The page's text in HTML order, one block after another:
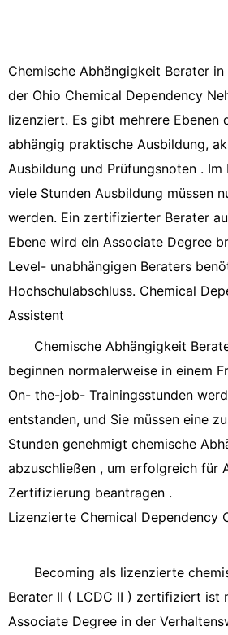
Chemische Abhängigkeit Berater
der Ohio Chemical Dependency
lizenziert. Es gibt mehrere Ebenen
abhängig praktische Ausbildung,
Ausbildung und Prüfungsnoten . Im
viele Stunden Ausbildung müssen
werden. Ein zertifizierter Berater
Ebene wird ein Associate Degree
Level- unabhängigen Beraters
Hochschulabschluss. Chemical
Assistent
Chemische Abhängigkeit
beginnen normalerweise in einem
On- the-job- Trainingsstunden
entstanden, und Sie müssen eine
Stunden genehmigt chemische
abzuschließen , um erfolgreich für
Zertifizierung beantragen .
Lizenzierte Chemical Dependency
Becoming als lizenzierte
Berater II ( LCDC II ) zertifiziert ist
Associate Degree in der